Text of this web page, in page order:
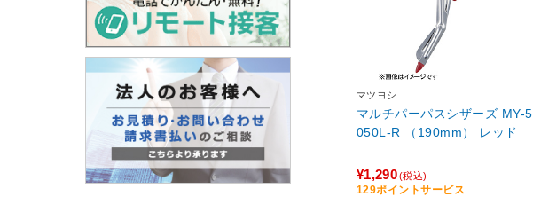
マツヨシ
マルチパーパスシザーズ MY-5
050L-R （190mm） レッド
¥1,290(税込)
129ポイントサービス